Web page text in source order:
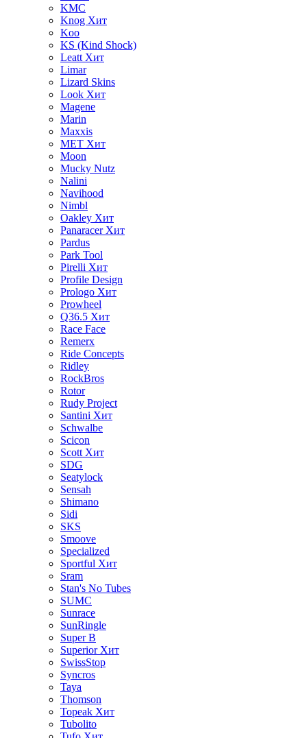
KMC
Knog Хит
Koo
KS (Kind Shock)
Leatt Хит
Limar
Lizard Skins
Look Хит
Magene
Marin
Maxxis
MET Хит
Moon
Mucky Nutz
Nalini
Navihood
Nimbl
Oakley Хит
Panaracer Хит
Pardus
Park Tool
Pirelli Хит
Profile Design
Prologo Хит
Prowheel
Q36.5 Хит
Race Face
Remerx
Ride Concepts
Ridley
RockBros
Rotor
Rudy Project
Santini Хит
Schwalbe
Scicon
Scott Хит
SDG
Seatylock
Sensah
Shimano
Sidi
SKS
Smoove
Specialized
Sportful Хит
Sram
Stan's No Tubes
SUMC
Sunrace
SunRingle
Super B
Superior Хит
SwissStop
Syncros
Taya
Thomson
Topeak Хит
Tubolito